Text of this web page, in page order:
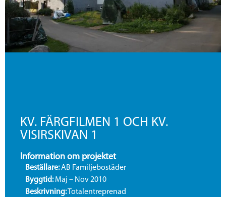
KV. FÄRGFILMEN 1 OCH KV.
VISIRSKIVAN 1
Information om projektet
Beställare:AB Familjebostäder
Byggtid:Maj – Nov 2010
Beskrivning:Totalentreprenad